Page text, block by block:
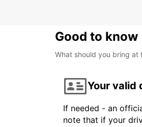
Good to know
What should you bring at
Your valid
If needed - an
note that if your